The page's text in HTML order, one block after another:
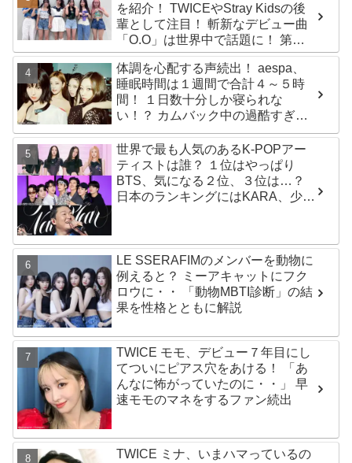
を紹介！ TWICEやStray Kidsの後
輩として注目！ 斬新なデビュー曲
「O.O」は世界中で話題に！ 第４
世代を代表する美女ソリュンをは
じめ、全員ビジュアルメンバーと
いわれるその魅力をチェック
体調を心配する声続出！ aespa、
睡眠時間は１週間で合計４～５時
間！ １日数十分しか寝られな
い！？ カムバック中の過酷すぎる
スケジュールに衝撃
世界で最も人気のあるK-POPアー
ティストは誰？ １位はやっぱり
BTS、気になる２位、３位は…？
日本のランキングにはKARA、少女
LE SSERAFIMのメンバーを動物に
例えると？ ミーアキャットにフク
ロウに・・ 「動物MBTI診断」の結
果を性格とともに解説
TWICE モモ、デビュー７年目にし
てついにピアス穴をあける！ 「あ
んなに怖がっていたのに・・」 早
速モモのマネをするファン続出
TWICE ミナ、いまハマっているの